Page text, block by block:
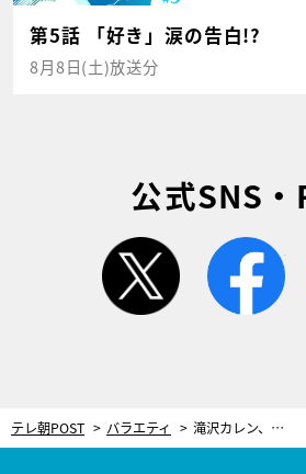
第5話 「好き」涙の告白!?
8月8日(土)放送分
公式SNS・
twitter
テレ朝POST バラエティ 滝沢カレン、神田松之丞は「離れたくない人」 番組始まり2カ月…互いの印象語る